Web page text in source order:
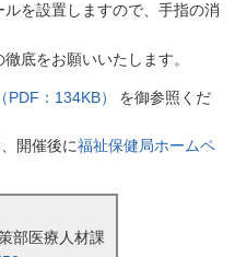
を設置しますので、手指の消
底をお願いいたします。
PDF：134KB）
を御参照くだ
開催後に福祉保健局ホームペ
部医療人材課